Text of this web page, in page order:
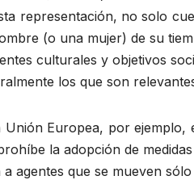
representación, no solo
(o una mujer) de su
culturales y objetivos
los que son
Unión Europea, por ejemplo,
la adopción de
a agentes que se mueven